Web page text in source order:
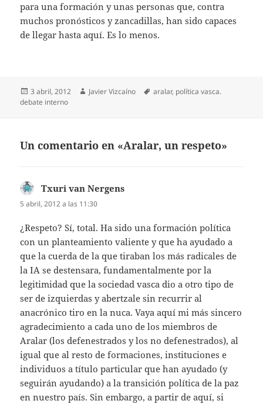
para una formación y unas personas que, contra
muchos pronósticos y zancadillas, han sido capaces
de llegar hasta aquí. Es lo menos.
Publicado
el
3 abril, 2012 Autor
Javier Vizcaíno Etiquetas
aralar, política vasca.
debate interno
Un comentario en «Aralar, un respeto»
Txuri van Nergens
5 abril, 2012 a las 11:30
¿Respeto? Sí, total. Ha sido una formación política
con un planteamiento valiente y que ha ayudado a
que la cuerda de la que tiraban los más radicales de
la IA se destensara, fundamentalmente por la
legitimidad que la sociedad vasca dio a otro tipo de
ser de izquierdas y abertzale sin recurrir al
anacrónico tiro en la nuca. Vaya aquí mi más sincero
agradecimiento a cada uno de los miembros de
Aralar (los defenestrados y los no defenestrados), al
igual que al resto de formaciones, instituciones e
individuos a título particular que han ayudado (y
seguirán ayudando) a la transición política de la paz
en nuestro país. Sin embargo, a partir de aquí, si